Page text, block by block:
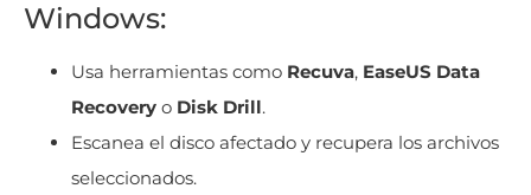
Windows:
Usa herramientas como Recuva, EaseUS Data
Recovery o Disk Drill.
Escanea el disco afectado y recupera los archivos
seleccionados.